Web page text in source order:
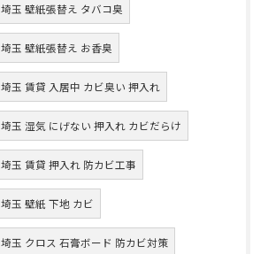
埼玉 壁紙張替え タバコ臭
埼玉 壁紙張替え お香臭
埼玉 賃貸 入居中 カビ臭い 押入れ
埼玉 湿気 にげない 押入れ カビだらけ
埼玉 賃貸 押入れ 防カビ工事
埼玉 壁紙 下地 カビ
埼玉 クロス 石膏ボード 防カビ対策